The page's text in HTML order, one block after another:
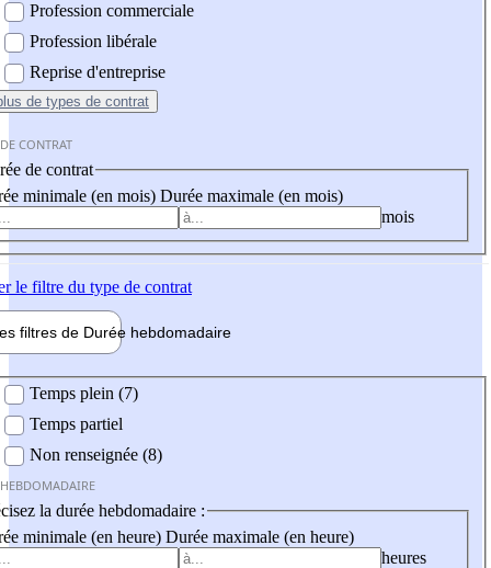
Profession commerciale
Profession libérale
Reprise d'entreprise
de types de contrat
CONTRAT
de contrat
minimale (en mois) Durée maximale (en mois)
mois
le filtre du type de contrat
filtres de Durée hebdomadaire
Temps plein (7)
Temps partiel
Non renseignée (8)
la durée hebdomadaire :
minimale (en heure) Durée maximale (en heure)
heures